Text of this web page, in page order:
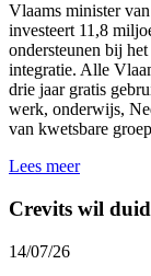
Vlaams minister
investeert 11,8
ondersteunen bij
integratie. Alle
drie jaar gratis
werk, onderwijs,
van kwetsbare
Lees meer
Crevits wil
14/07/26